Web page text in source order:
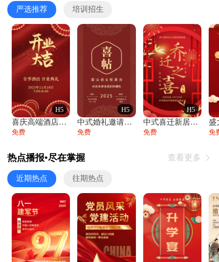
严选推荐 培训招生
H5
喜庆高端酒店开业大吉邀请函
免费
H5
中式婚礼邀请函中国风传统复古婚礼请柬请帖
免费
H5
中式喜迁新居乔迁之喜邀请函宴会请帖
免费 免
热点播报•尽在掌握 查看更多 
近期热点 往期热点